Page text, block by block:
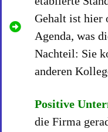
Gehalt ist hier
Agenda, was
Nachteil: Sie
anderen
Positive
die Firma